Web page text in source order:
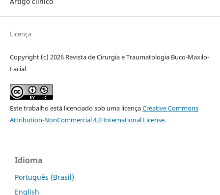
Licença
Copyright (c) 2026 Revista de Cirurgia e Traumatologia Buco-Maxilo-
Facial
Este trabalho está licenciado sob uma licençaCreative Commons
Attribution-NonCommercial 4.0 International License.
Idioma
Português (Brasil)
English